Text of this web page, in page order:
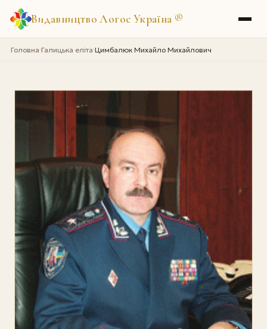
Видавництво Логос Україна ®
Головна›Галицька еліта›Цимбалюк Михайло Михайлович